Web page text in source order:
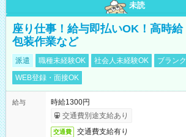
未読
座り仕事！給与即払いOK！高時給
包装作業など
派遣 職種未経験OK 社会人未経験OK
ブラン
WEB登録・面接OK
給与
時給1300円
交通費別途支給あり
交通費 交通費支給有り